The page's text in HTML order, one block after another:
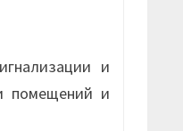
и
помещений и